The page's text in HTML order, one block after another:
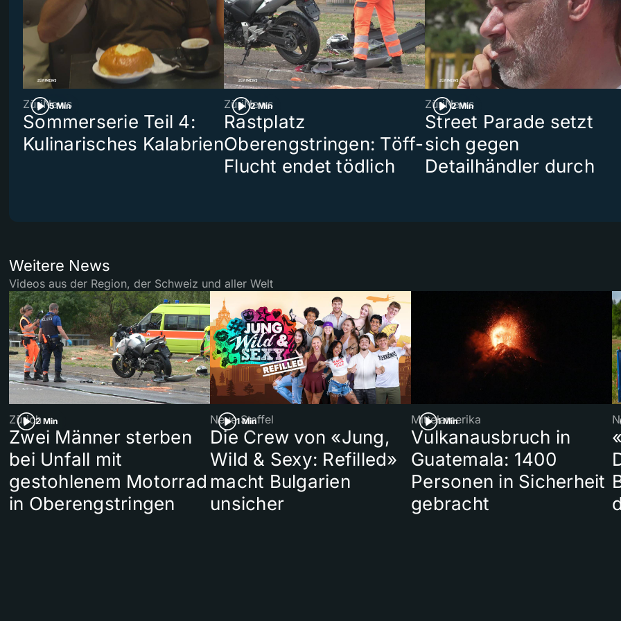
5 Min
ZüriNews
Sommerserie Teil 4:
Kulinarisches Kalabrien
2 Min
ZüriNews
Rastplatz
Oberengstringen: Töff-
Flucht endet tödlich
2 Min
ZüriNews
Street Parade setzt
sich gegen
Detailhändler durch
Weitere News
Videos aus der Region, der Schweiz und aller Welt
2 Min
Zürich
Zwei Männer sterben
bei Unfall mit
gestohlenem Motorrad
in Oberengstringen
1 Min
Neue Staffel
Die Crew von «Jung,
Wild & Sexy: Refilled»
macht Bulgarien
unsicher
1 Min
Mittelamerika
Vulkanausbruch in
Guatemala: 1400
Personen in Sicherheit
gebracht